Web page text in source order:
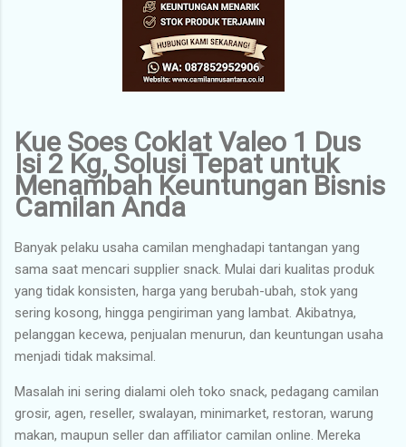
Kue Soes Coklat Valeo 1 Dus
Isi 2 Kg, Solusi Tepat untuk
Menambah Keuntungan Bisnis
Camilan Anda
Banyak pelaku usaha camilan menghadapi tantangan yang
sama saat mencari supplier snack. Mulai dari kualitas produk
yang tidak konsisten, harga yang berubah-ubah, stok yang
sering kosong, hingga pengiriman yang lambat. Akibatnya,
pelanggan kecewa, penjualan menurun, dan keuntungan usaha
menjadi tidak maksimal.
Masalah ini sering dialami oleh toko snack, pedagang camilan
grosir, agen, reseller, swalayan, minimarket, restoran, warung
makan, maupun seller dan affiliator camilan online. Mereka